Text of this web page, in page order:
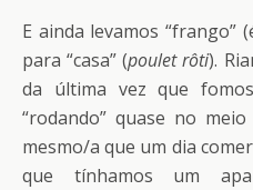
E ainda levamos “frango”
para “casa” (poulet rôti).
da última vez que
“rodando” quase no
mesmo/a que um dia
que tínhamos um